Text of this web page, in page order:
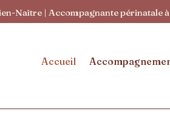
Naître | Accompagnante périnatale
Accueil